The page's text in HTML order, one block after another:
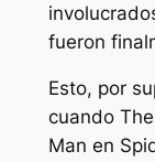
fueron
Esto, por
cuando
Man en